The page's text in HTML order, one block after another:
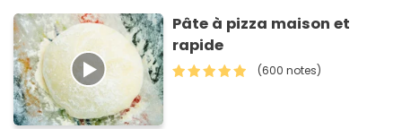
Pâte à pizza maison et
rapide
(600 notes)